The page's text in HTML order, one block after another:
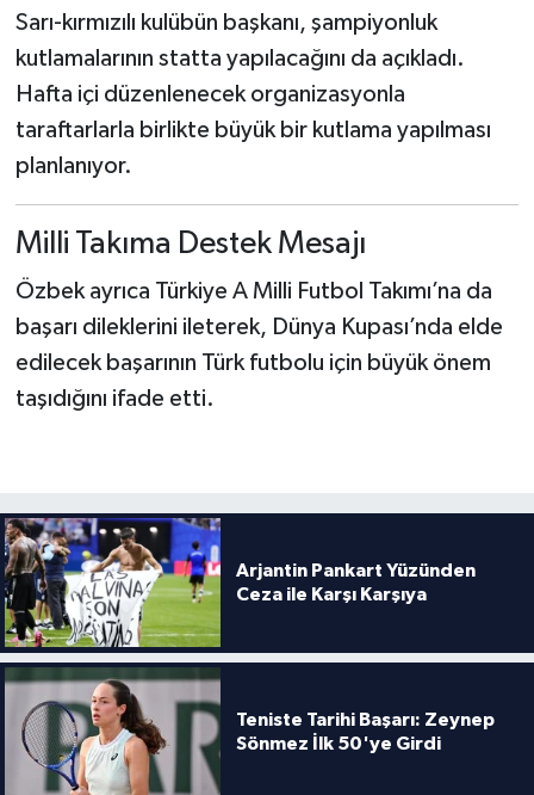
Sarı-kırmızılı kulübün başkanı, şampiyonluk
kutlamalarının statta yapılacağını da açıkladı.
Hafta içi düzenlenecek organizasyonla
taraftarlarla birlikte büyük bir kutlama yapılması
planlanıyor.
Milli Takıma Destek Mesajı
Özbek ayrıca Türkiye A Milli Futbol Takımı’na da
başarı dileklerini ileterek, Dünya Kupası’nda elde
edilecek başarının Türk futbolu için büyük önem
taşıdığını ifade etti.
Arjantin Pankart Yüzünden
Ceza ile Karşı Karşıya
Teniste Tarihi Başarı: Zeynep
Sönmez İlk 50'ye Girdi